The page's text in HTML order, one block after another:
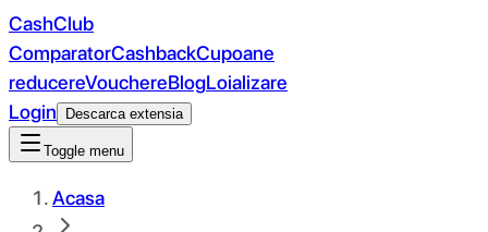
CashClub
ComparatorCashbackCupoane
reducereVouchereBlogLoializare
Login
Descarca extensia
Toggle menu
Acasa